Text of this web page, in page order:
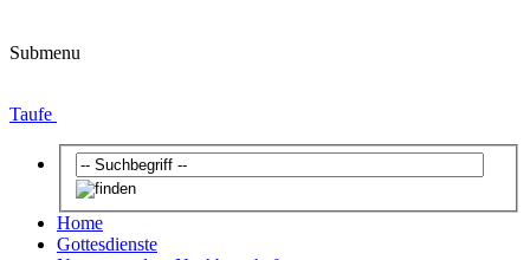
Submenu
Taufe
Home
Gottesdienste